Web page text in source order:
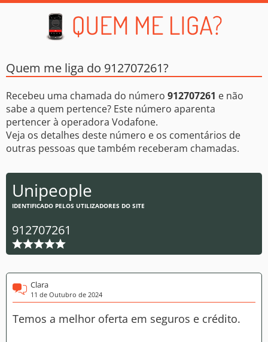
Quem me liga do 912707261?
Recebeu uma chamada do número 912707261 e não
sabe a quem pertence? Este número aparenta
pertencer à operadora Vodafone.
Veja os detalhes deste número e os comentários de
outras pessoas que também receberam chamadas.
Unipeople
IDENTIFICADO PELOS UTILIZADORES DO SITE
912707261
Clara
11 de Outubro de 2024
Temos a melhor oferta em seguros e crédito.